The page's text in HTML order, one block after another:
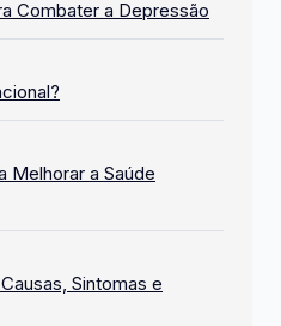
Combater a Depressão
Melhorar a Saúde
Sintomas e